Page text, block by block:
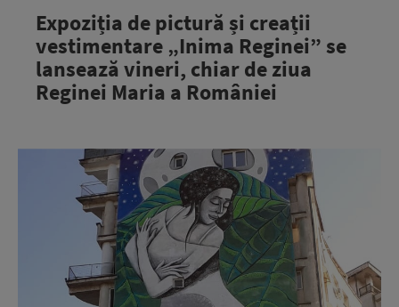
Expoziția de pictură și creații
vestimentare „Inima Reginei” se
lansează vineri, chiar de ziua
Reginei Maria a României